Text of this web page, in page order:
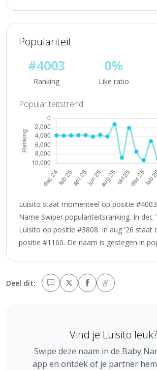
Populariteit
#4003
Ranking
0%
Like ratio
Populariteitstrend
Luisito staat momenteel op positie
Name Swiper populariteitsranking. In dec
Luisito op positie #3808. In aug '26 staat
positie #1160. De naam is gestegen in
Deel dit:
Vind je Luisito leuk?
Swipe deze naam in de Baby
app en ontdek of je partner